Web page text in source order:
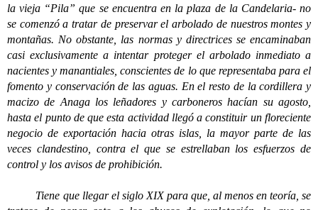
la vieja “Pila” que se encuentra en la plaza de la Candelaria- no
se comenzó a tratar de preservar el arbolado de nuestros montes y
montañas. No obstante, las normas y directrices se encaminaban
casi exclusivamente a intentar proteger el arbolado inmediato a
nacientes y manantiales, conscientes de lo que representaba para el
fomento y conservación de las aguas. En el resto de la cordillera y
macizo de Anaga los leñadores y carboneros hacían su agosto,
hasta el punto de que esta actividad llegó a constituir un floreciente
negocio de exportación hacia otras islas, la mayor parte de las
veces clandestino, contra el que se estrellaban los esfuerzos de
control y los avisos de prohibición.
Tiene que llegar el siglo XIX para que, al menos en teoría, se